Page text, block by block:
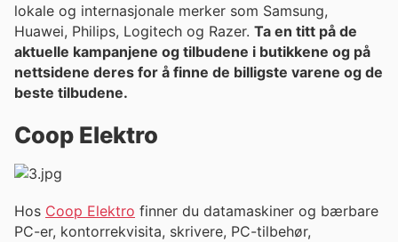
lokale og internasjonale merker som Samsung,
Huawei, Philips, Logitech og Razer. Ta en titt på de
aktuelle kampanjene og tilbudene i butikkene og på
nettsidene deres for å finne de billigste varene og de
beste tilbudene.
Coop Elektro
Hos Coop Elektro finner du datamaskiner og bærbare
PC-er, kontorrekvisita, skrivere, PC-tilbehør,